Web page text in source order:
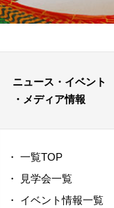
ニュース・イベント
・メディア情報
・ 一覧TOP
・
見学会一覧
・ イベント情報一覧